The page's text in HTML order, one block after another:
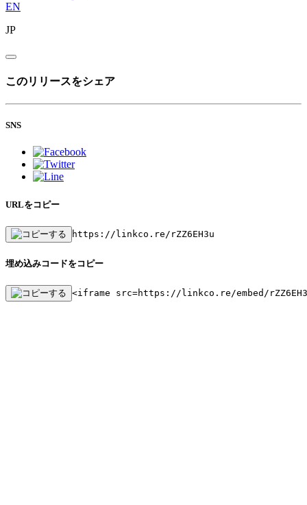
EN
JP
このリリースをシェア
SNS
URLをコピー
https://linkco.re/rZZ6EH3u
埋め込みコードをコピー
<iframe src=https://linkco.re/embed/